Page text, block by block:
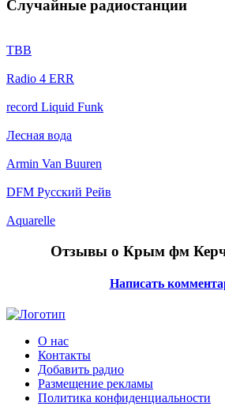
Случайные радиостанции
TBB
Radio 4 ERR
record Liquid Funk
Лесная вода
Armin Van Buuren
DFM Русский Рейв
Aquarelle
Отзывы о Крым фм
Написать
О нас
Контакты
Добавить радио
Размещение рекламы
Политика конфиденциальности